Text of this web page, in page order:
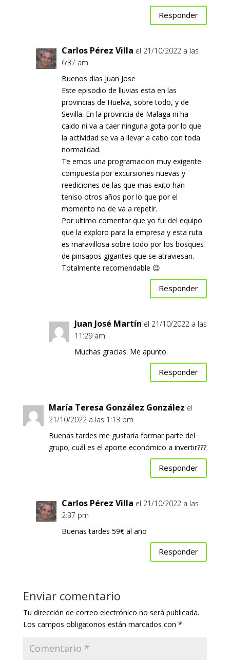
Responder
Carlos Pérez Villa el 21/10/2022 a las
6:37 am
Buenos dias Juan Jose
Este episodio de lluvias esta en las
provincias de Huelva, sobre todo, y de
Sevilla. En la provincia de Malaga ni ha
caido ni va a caer ninguna gota por lo que
la actividad se va a llevar a cabo con toda
normaildad.
Te emos una programacion muy exigente
compuesta por excursiones nuevas y
reediciones de las que mas exito han
teniso otros años por lo que por el
momento no de va a repetir.
Por ultimo comentar que yo fui del equipo
que la exploro para la empresa y esta ruta
es maravillosa sobre todo por los bosques
de pinsapos gigantes que se atraviesan.
Totalmente recomendable 😉
Responder
Juan José Martín el 21/10/2022 a las
11:29 am
Muchas gracias. Me apunto.
Responder
María Teresa González González el
21/10/2022 a las 1:13 pm
Buenas tardes me gustaría formar parte del
grupo; cuál es el aporte económico a invertir???
Responder
Carlos Pérez Villa el 21/10/2022 a las
2:37 pm
Buenas tardes 59€ al año
Responder
Enviar comentario
Tu dirección de correo electrónico no será publicada.
Los campos obligatorios están marcados con *